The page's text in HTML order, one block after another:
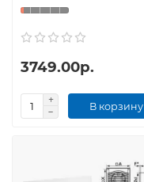
3749.00р.
В корзину